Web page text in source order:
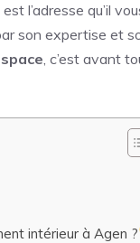
est l’adresse qu’il
son expertise et
, c’est avant
intérieur à Agen ?